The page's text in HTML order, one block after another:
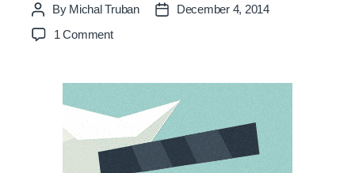
Post
author
By Michal Truban
PostDecember 4, 2014
1 Commenton
100
aktivních
domén